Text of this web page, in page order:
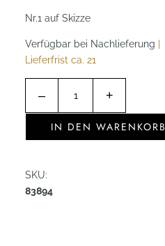
Nr.1 auf Skizze
Verfügbar bei Nachlieferung
Lieferfrist ca. 21
–
i
k
F
+
IN DEN WARENKORB
SKU:
83894